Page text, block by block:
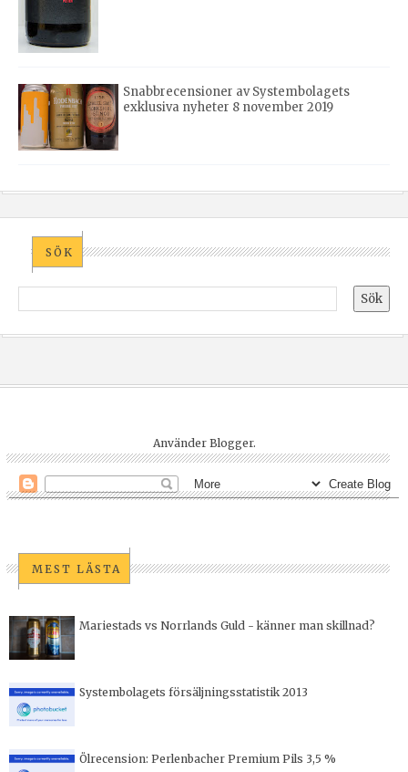
Snabbrecensioner av Systembolagets
exklusiva nyheter 8 november 2019
SÖK
Använder Blogger.
MEST LÄSTA
Mariestads vs Norrlands Guld - känner man skillnad?
Systembolagets försäljningsstatistik 2013
Ölrecension: Perlenbacher Premium Pils 3,5 %